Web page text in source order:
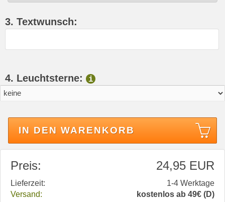
3. Textwunsch:
4. Leuchtsterne: i
IN DEN WARENKORB
Preis: 24,95 EUR
Lieferzeit:
1-4 Werktage
Versand:
kostenlos ab 49€ (D)